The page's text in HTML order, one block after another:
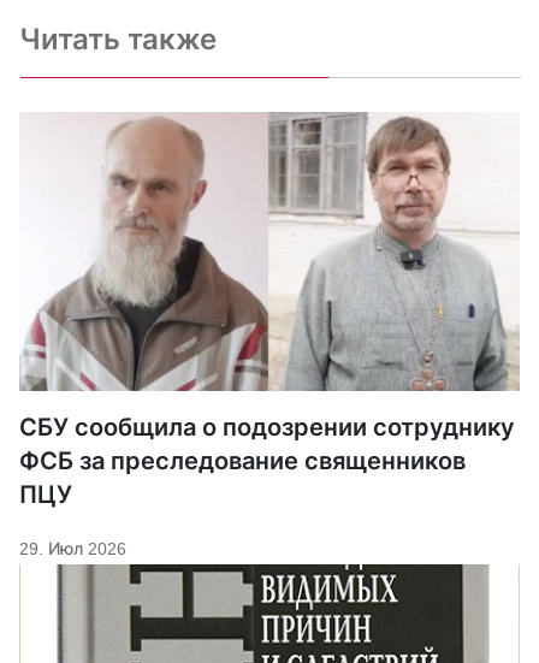
Читать также
СБУ сообщила о подозрении сотруднику
ФСБ за преследование священников
ПЦУ
29. Июл 2026